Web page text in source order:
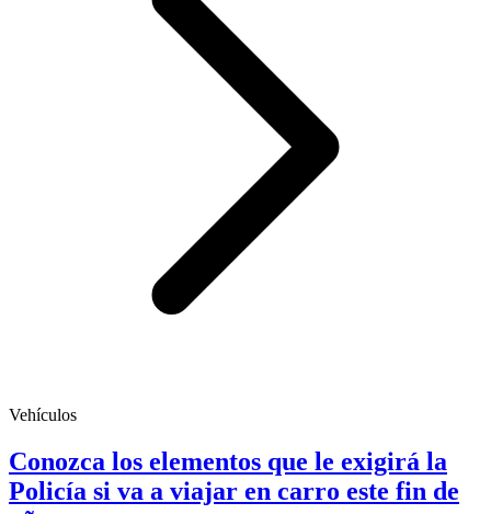
Vehículos
Conozca los elementos que le exigirá la
Policía si va a viajar en carro este fin de